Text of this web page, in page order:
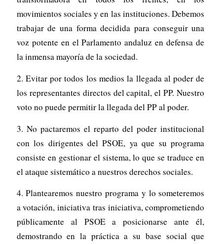
movimientos sociales y en las instituciones. Debemos
trabajar de una forma decidida para conseguir una
voz potente en el Parlamento andaluz en defensa de
la inmensa mayoría de la sociedad.
2. Evitar por todos los medios la llegada al poder de
los representantes directos del capital, el PP. Nuestro
voto no puede permitir la llegada del PP al poder.
3. No pactaremos el reparto del poder institucional
con los dirigentes del PSOE, ya que su programa
consiste en gestionar el sistema, lo que se traduce en
el ataque sistemático a nuestros derechos sociales.
4. Plantearemos nuestro programa y lo someteremos
a votación, iniciativa tras iniciativa, comprometiendo
públicamente al PSOE a posicionarse ante él,
demostrando en la práctica a su base social que